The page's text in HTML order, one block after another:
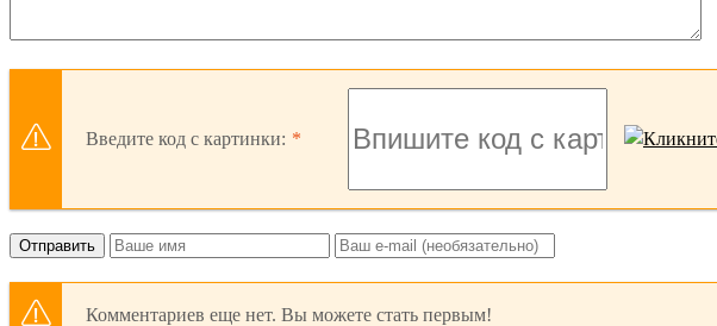
Введите код с картинки:
Отправить
Комментариев еще нет. Вы можете стать первым!